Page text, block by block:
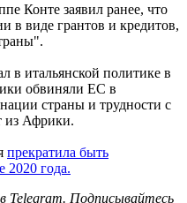
Конте заявил ранее, что
в виде грантов и кредитов,
в итальянской политике в
обвиняли ЕС в
страны и трудности с
из Африки.
прекратила быть
2020 года.
в Telegram. Подписывайтесь